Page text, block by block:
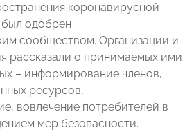
коронавирусной
одобрен
сообществом. Организации и
рассказали о принимаемых ими
– информирование членов,
ресурсов,
вовлечение потребителей в
мер безопасности.